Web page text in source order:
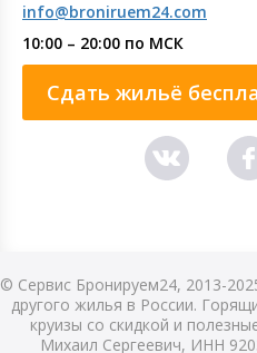
info@broniruem24.com
10:00 – 20:00 по МСК
Сдать жильё
© Сервис Бронируем24, 2013-
другого жилья в России.
круизы со скидкой и
Михаил Сергеевич, ИНН